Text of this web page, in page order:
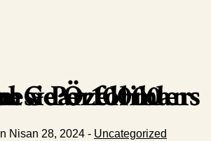
Performans Tasarım ve Özellikler
Nisan 28, 2024 - Uncategorized